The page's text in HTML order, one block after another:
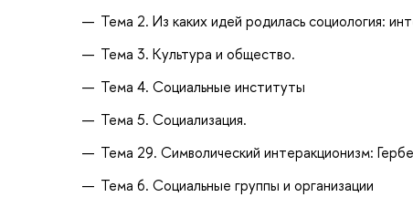
Тема 2. Из каких идей родилась социология:
Тема 3. Культура и общество.
Тема 4. Социальные институты
Тема 5. Социализация.
Тема 29. Символический интеракционизм:
Тема 6. Социальные группы и организации